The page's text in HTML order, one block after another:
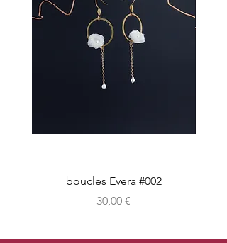
boucles Evera #002
Prix
30,00 €